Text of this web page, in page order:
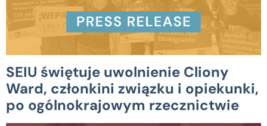
SEIU świętuje uwolnienie Cliony
Ward, członkini związku i opiekunki,
po ogólnokrajowym rzecznictwie